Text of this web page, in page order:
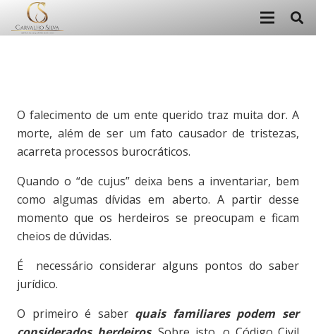
O falecimento de um ente querido traz muita dor. A
morte, além de ser um fato causador de tristezas,
acarreta processos burocráticos.
Quando o “de cujus” deixa bens a inventariar, bem
como algumas dívidas em aberto. A partir desse
momento que os herdeiros se preocupam e ficam
cheios de dúvidas.
É necessário considerar alguns pontos do saber
jurídico.
O primeiro é saber quais familiares podem ser